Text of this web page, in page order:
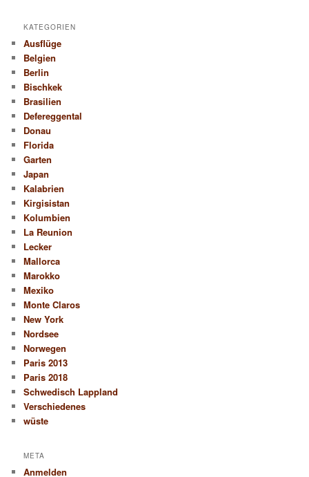
KATEGORIEN
Ausflüge
Belgien
Berlin
Bischkek
Brasilien
Defereggental
Donau
Florida
Garten
Japan
Kalabrien
Kirgisistan
Kolumbien
La Reunion
Lecker
Mallorca
Marokko
Mexiko
Monte Claros
New York
Nordsee
Norwegen
Paris 2013
Paris 2018
Schwedisch Lappland
Verschiedenes
wüste
META
Anmelden